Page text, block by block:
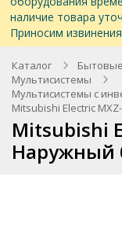
наличие товара
Приносим
Каталог
Мультисистемы
Мультисистемы с
Mitsubishi Electric
Mitsubishi
Наружный